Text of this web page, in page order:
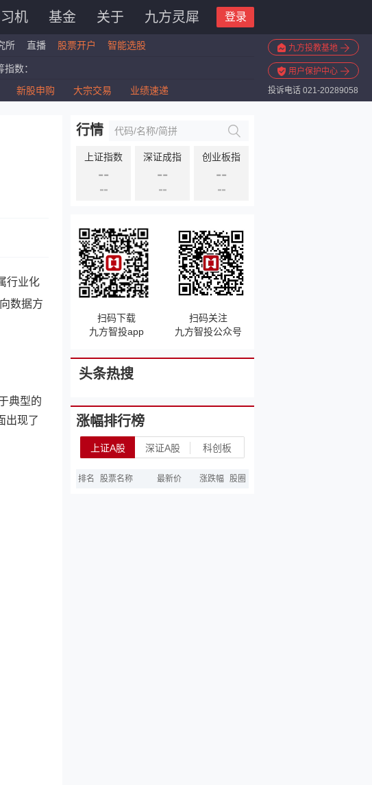
机 基金 关于 九方灵犀 登录
所 直播 股票开户 智能选股 九方投教基地
用户保护中心
投诉电话 021-20289058
指数：
斯ETF：
新股申购 大宗交易 业绩速递
行业化
数据方
典型的
出现了
行情
上证指数
--
--
深证成指
--
--
创业板指
--
--
扫码下载
九方智投app
扫码关注
九方智投公众号
头条热搜
涨幅排行榜
上证A股 深证A股 科创板
排名 股票名称 最新价 涨跌幅 股圈